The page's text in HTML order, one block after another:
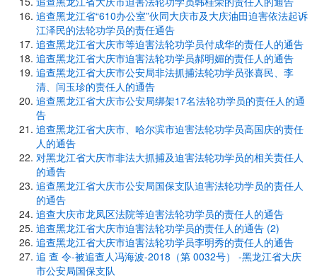
追查黑龙江省“610办公室”伙同大庆市及大庆油田迫害依法起诉
江泽民的法轮功学员的责任通告
追查黑龙江省大庆市等迫害法轮功学员付成华的责任人的通告
追查黑龙江省大庆市迫害法轮功学员郝明媚的责任人的通告
追查黑龙江省大庆市公安局非法抓捕法轮功学员张喜民、李
清、闫玉珍的责任人的通告
追查黑龙江省大庆市公安局绑架17名法轮功学员的责任人的通
告
追查黑龙江省大庆市、哈尔滨市迫害法轮功学员高国庆的责任
人的通告
对黑龙江省大庆市非法大抓捕及迫害法轮功学员的相关责任人
的通告
追查黑龙江省大庆市公安局国保支队迫害法轮功学员的责任人
的通告
追查大庆市龙凤区法院等迫害法轮功学员的责任人的通告
追查黑龙江省大庆市迫害法轮功学员的责任人的通告 (2)
追查黑龙江省大庆市迫害法轮功学员李明秀的责任人的通告
追 查 令-被追查人冯海波-2018（第 0032号） -黑龙江省大庆
市公安局国保支队